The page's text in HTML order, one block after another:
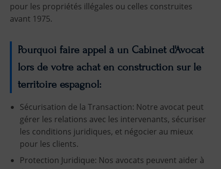
pour les propriétés illégales ou celles construites
avant 1975.
Pourquoi faire appel à un Cabinet d'Avocat
lors de votre achat en construction sur le
territoire espagnol:
Sécurisation de la Transaction: Notre avocat peut
gérer les relations avec les intervenants, sécuriser
les conditions juridiques, et négocier au mieux
pour les clients.
Protection Juridique: Nos avocats peuvent aider à